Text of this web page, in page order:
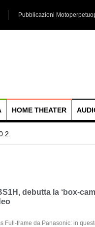
Pubblicazioni
HOME THEATER
ad hoc
debutta la ‘box-
Full-frame da Panasonic: in